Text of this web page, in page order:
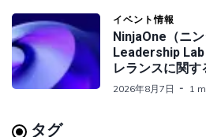
イベント情報
NinjaOne（ニ
Leadership
レランスに関
2026年8月7日 1
タグ